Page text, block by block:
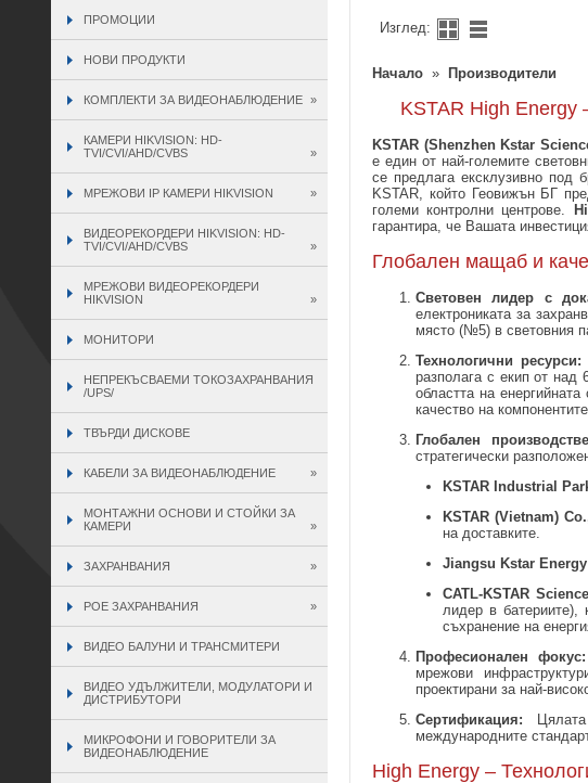
ПРОМОЦИИ
НОВИ ПРОДУКТИ
КОМПЛЕКТИ ЗА ВИДЕОНАБЛЮДЕНИЕ »
КАМЕРИ HIKVISION: HD-
TVI/CVI/AHD/CVBS
»
МРЕЖОВИ IP КАМЕРИ HIKVISION »
ВИДЕОРЕКОРДЕРИ HIKVISION: HD-
TVI/CVI/AHD/CVBS
»
МРЕЖОВИ ВИДЕОРЕКОРДЕРИ
HIKVISION
»
МОНИТОРИ
НЕПРЕКЪСВАЕМИ ТОКОЗАХРАНВАНИЯ
/UPS/
ТВЪРДИ ДИСКОВЕ
КАБЕЛИ ЗА ВИДЕОНАБЛЮДЕНИЕ »
МОНТАЖНИ ОСНОВИ И СТОЙКИ ЗА
КАМЕРИ
»
ЗАХРАНВАНИЯ »
POE ЗАХРАНВАНИЯ »
ВИДЕО БАЛУНИ И ТРАНСМИТЕРИ
ВИДЕО УДЪЛЖИТЕЛИ, МОДУЛАТОРИ И
ДИСТРИБУТОРИ
МИКРОФОНИ И ГОВОРИТЕЛИ ЗА
ВИДЕОНАБЛЮДЕНИЕ
Изглед:
Начало » Производители
KSTAR High Energy
KSTAR (Shenzhen Kstar
е един от най-големите
се предлага ексклузивно под
KSTAR, който Геовижън БГ
големи контролни центрове.
гарантира, че Вашата
Глобален мащаб и
Световен лидер с
електрониката за
място (№5) в световния
Технологични ресурси:
разполага с екип от над
областта на
качество на
Глобален
стратегически
KSTAR Industrial
KSTAR (Vietnam)
на доставките.
Jiangsu Kstar
CATL-KSTAR
лидер в батериите),
съхранение на
Професионален фокус:
мрежови
проектирани за най-
Сертификация:
международните
High Energy –